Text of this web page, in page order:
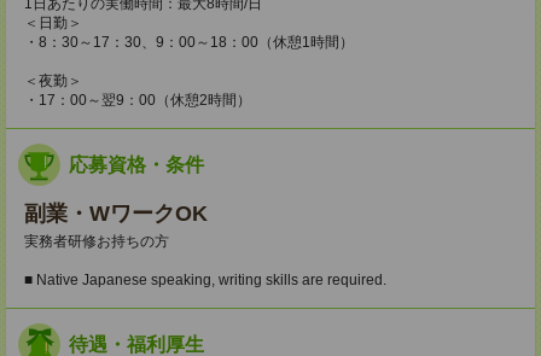
1日あたりの実働時間：最大8時間/日
＜日勤＞
・8：30～17：30、9：00～18：00（休憩1時間）
＜夜勤＞
・17：00～翌9：00（休憩2時間）
応募資格・条件
副業・WワークOK
実務者研修お持ちの方
■ Native Japanese speaking, writing skills are required.
待遇・福利厚生